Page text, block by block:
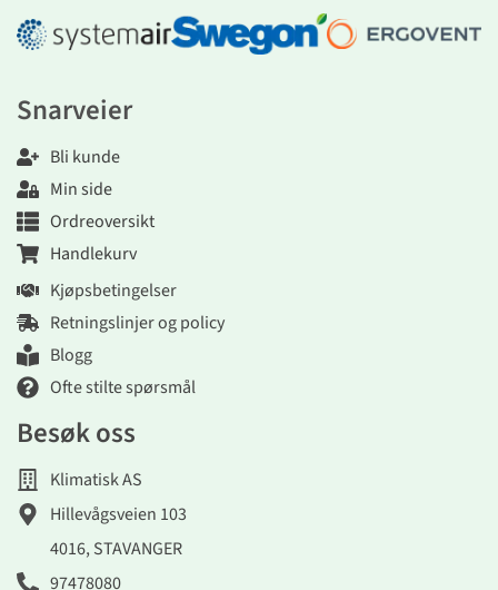
Snarveier
Bli kunde
Min side
Ordreoversikt
Handlekurv
Kjøpsbetingelser
Retningslinjer og policy
Blogg
Ofte stilte spørsmål
Besøk oss
Klimatisk AS
Hillevågsveien 103
4016, STAVANGER
97478080